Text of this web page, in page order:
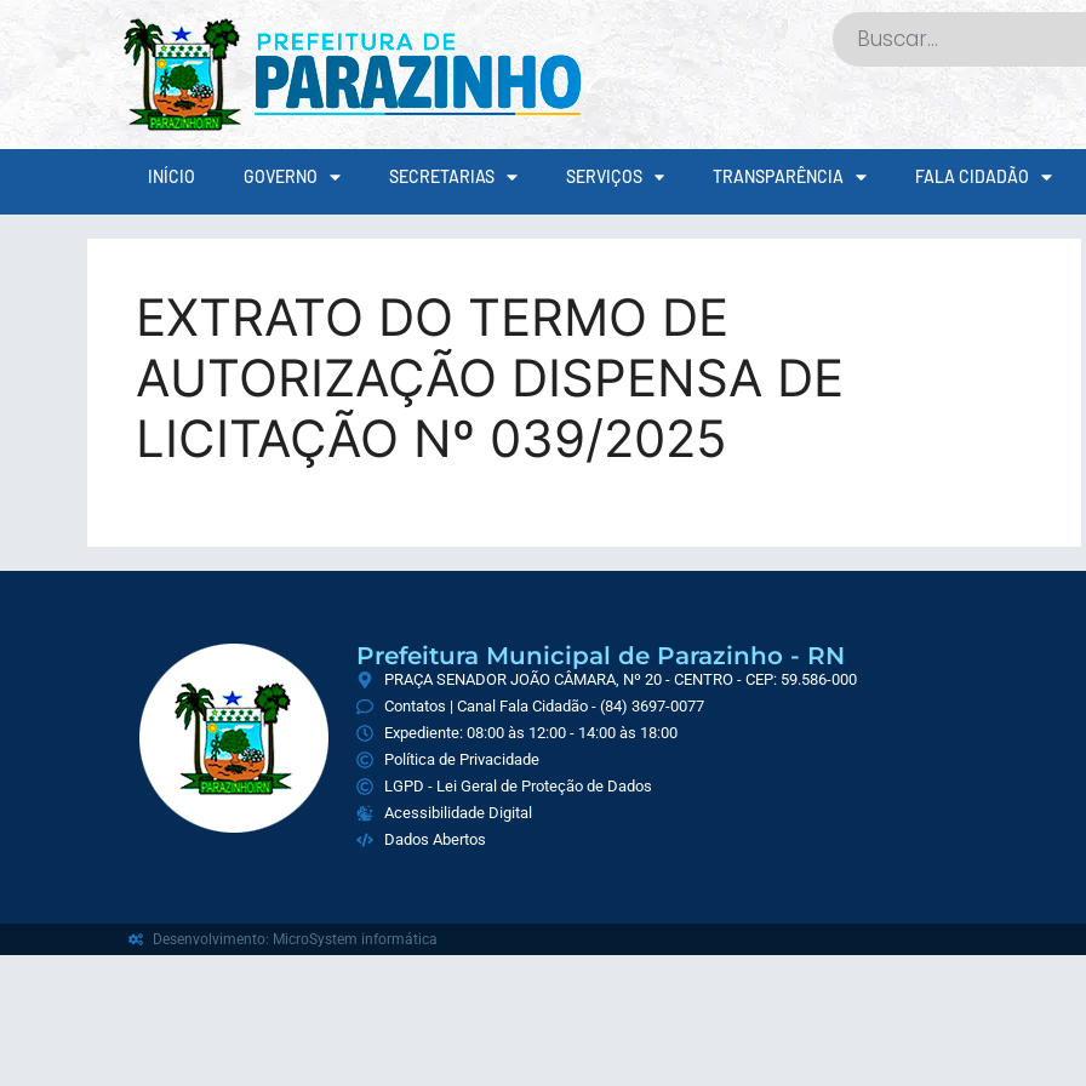
INÍCIO GOVERNO SECRETARIAS SERVIÇOS TRANSPARÊNCIA FALA CIDADÃO
EXTRATO DO TERMO DE
AUTORIZAÇÃO DISPENSA DE
LICITAÇÃO Nº 039/2025
Prefeitura Municipal de Parazinho - RN
PRAÇA SENADOR JOÃO CÂMARA, Nº 20 - CENTRO - CEP: 59.586-000
Contatos | Canal Fala Cidadão - (84) 3697-0077
Expediente: 08:00 às 12:00 - 14:00 às 18:00
Política de Privacidade
LGPD - Lei Geral de Proteção de Dados
Acessibilidade Digital
Dados Abertos
Desenvolvimento: MicroSystem informática